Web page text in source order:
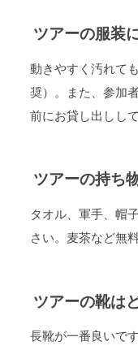
ツアーの服装
動きやすく汚れて
奨）。また、参加
前にお貸し出しし
ツアーの持ち
タオル、軍手、帽
さい。麦茶など無
ツアーの靴は
長靴が一番良いで